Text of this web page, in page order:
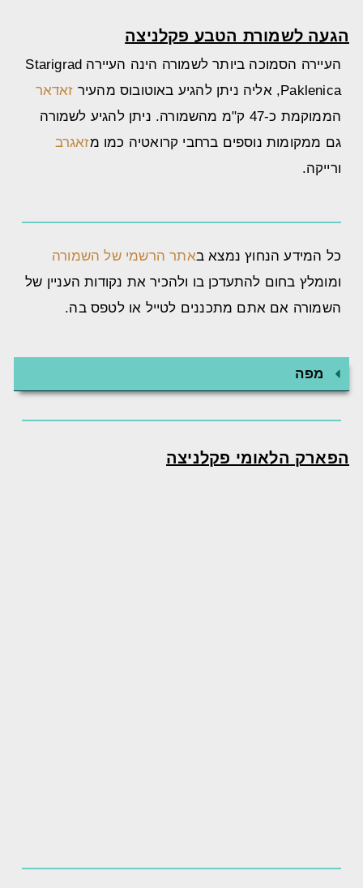
הגעה לשמורת הטבע פקלניצה
העיירה הסמוכה ביותר לשמורה הינה העיירה Starigrad
Paklenica, אליה ניתן להגיע באוטובוס מהעיר
זאדאר
הממוקמת כ-47 ק"מ מהשמורה. ניתן להגיע לשמורה
גם ממקומות נוספים ברחבי קרואטיה כמו מזאגרב
ורייקה.
כל המידע הנחוץ נמצא באתר הרשמי של השמורה
ומומלץ בחום להתעדכן בו ולהכיר את נקודות העניין של
השמורה אם אתם מתכננים לטייל או לטפס בה.
מפה
הפארק הלאומי פקלניצה